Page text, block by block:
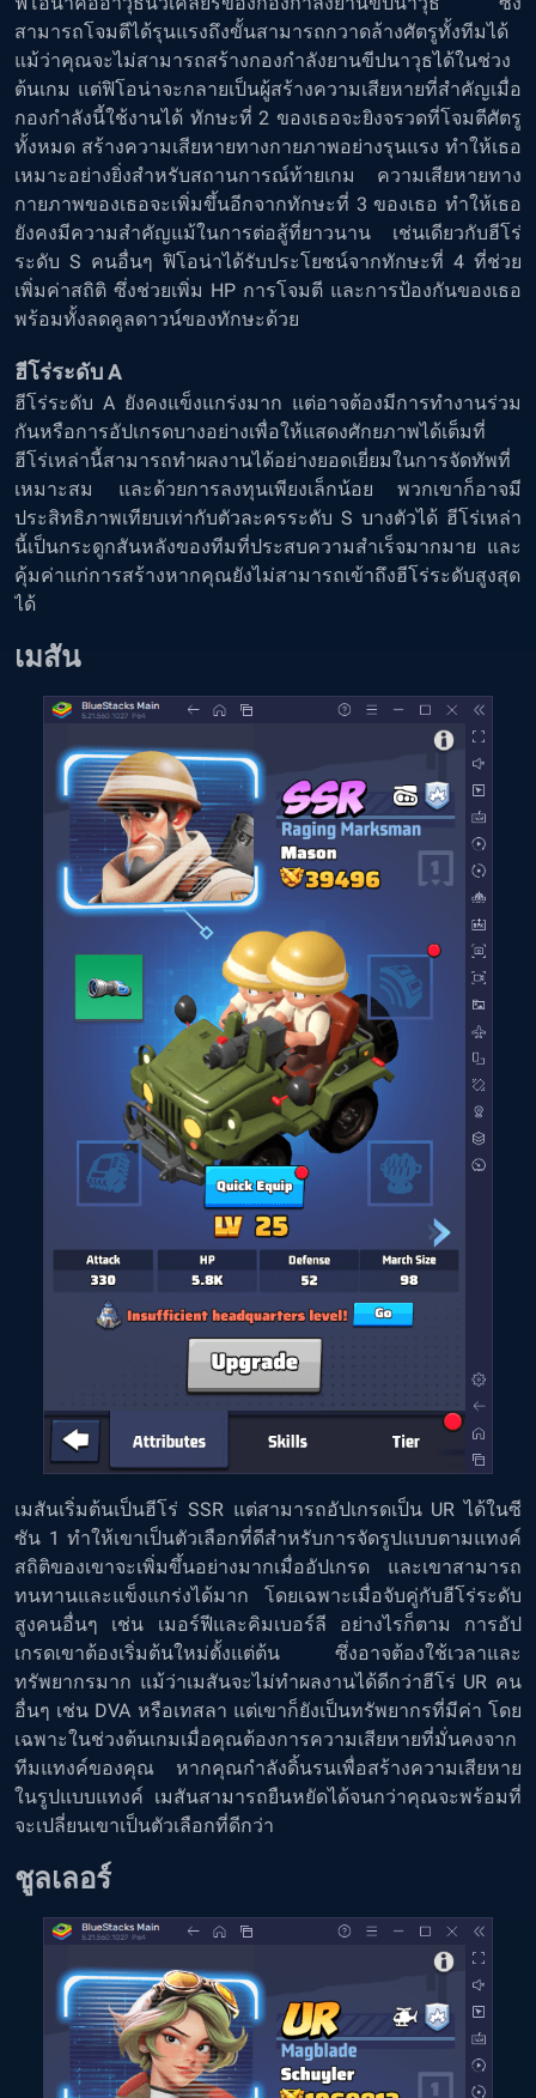
สามารถโจมตีได้รุนแรงถึงขั้นสามารถกวาดล้างศัตรูทั้งทีมได้
แม้ว่าคุณจะไม่สามารถสร้างกองกำลังยานขีปนาวุธได้ในช่วง
ต้นเกม แต่ฟิโอน่าจะกลายเป็นผู้สร้างความเสียหายที่สำคัญเมื่อ
กองกำลังนี้ใช้งานได้ ทักษะที่ 2 ของเธอจะยิงจรวดที่โจมตีศัตรู
ทั้งหมด สร้างความเสียหายทางกายภาพอย่างรุนแรง ทำให้เธอ
เหมาะอย่างยิ่งสำหรับสถานการณ์ท้ายเกม ความเสียหายทาง
กายภาพของเธอจะเพิ่มขึ้นอีกจากทักษะที่ 3 ของเธอ ทำให้เธอ
ยังคงมีความสำคัญแม้ในการต่อสู้ที่ยาวนาน เช่นเดียวกับฮีโร่
ระดับ S คนอื่นๆ ฟิโอน่าได้รับประโยชน์จากทักษะที่ 4 ที่ช่วย
เพิ่มค่าสถิติ ซึ่งช่วยเพิ่ม HP การโจมตี และการป้องกันของเธอ
พร้อมทั้งลดคูลดาวน์ของทักษะด้วย
ฮีโร่ระดับ A
ฮีโร่ระดับ A ยังคงแข็งแกร่งมาก แต่อาจต้องมีการทำงานร่วม
กันหรือการอัปเกรดบางอย่างเพื่อให้แสดงศักยภาพได้เต็มที่
ฮีโร่เหล่านี้สามารถทำผลงานได้อย่างยอดเยี่ยมในการจัดทัพที่
เหมาะสม และด้วยการลงทุนเพียงเล็กน้อย พวกเขาก็อาจมี
ประสิทธิภาพเทียบเท่ากับตัวละครระดับ S บางตัวได้ ฮีโร่เหล่า
นี้เป็นกระดูกสันหลังของทีมที่ประสบความสำเร็จมากมาย และ
คุ้มค่าแก่การสร้างหากคุณยังไม่สามารถเข้าถึงฮีโร่ระดับสูงสุด
ได้
เมสัน
เมสันเริ่มต้นเป็นฮีโร่ SSR แต่สามารถอัปเกรดเป็น UR ได้ในซี
ซัน 1 ทำให้เขาเป็นตัวเลือกที่ดีสำหรับการจัดรูปแบบตามแทงค์
สถิติของเขาจะเพิ่มขึ้นอย่างมากเมื่ออัปเกรด และเขาสามารถ
ทนทานและแข็งแกร่งได้มาก โดยเฉพาะเมื่อจับคู่กับฮีโร่ระดับ
สูงคนอื่นๆ เช่น เมอร์ฟีและคิมเบอร์ลี อย่างไรก็ตาม การอัป
เกรดเขาต้องเริ่มต้นใหม่ตั้งแต่ต้น ซึ่งอาจต้องใช้เวลาและ
ทรัพยากรมาก แม้ว่าเมสันจะไม่ทำผลงานได้ดีกว่าฮีโร่ UR คน
อื่นๆ เช่น DVA หรือเทสลา แต่เขาก็ยังเป็นทรัพยากรที่มีค่า โดย
เฉพาะในช่วงต้นเกมเมื่อคุณต้องการความเสียหายที่มั่นคงจาก
ทีมแทงค์ของคุณ หากคุณกำลังดิ้นรนเพื่อสร้างความเสียหาย
ในรูปแบบแทงค์ เมสันสามารถยืนหยัดได้จนกว่าคุณจะพร้อมที่
จะเปลี่ยนเขาเป็นตัวเลือกที่ดีกว่า
ชูลเลอร์